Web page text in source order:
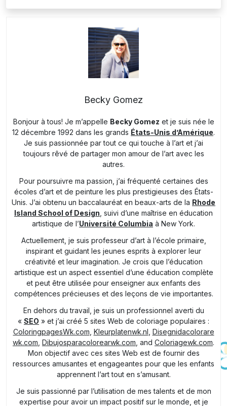
Becky Gomez
Bonjour à tous! Je m’appelle Becky Gomez et je suis née le
12 décembre 1992 dans les grands États-Unis d’Amérique.
Je suis passionnée par tout ce qui touche à l’art et j’ai
toujours rêvé de partager mon amour de l’art avec les
autres.
Pour poursuivre ma passion, j’ai fréquenté certaines des
écoles d’art et de peinture les plus prestigieuses des États-
Unis. J’ai obtenu un baccalauréat en beaux-arts de la Rhode
Island School of Design , suivi d’une maîtrise en éducation
artistique de l’Université Columbia à New York.
Actuellement, je suis professeur d’art à l’école primaire,
inspirant et guidant les jeunes esprits à explorer leur
créativité et leur imagination. Je crois que l’éducation
artistique est un aspect essentiel d’une éducation complète
et peut être utilisée pour enseigner aux enfants des
compétences précieuses et des leçons de vie importantes.
En dehors du travail, je suis un professionnel averti du
« SEO » et j’ai créé 5 sites Web de coloriage populaires :
ColoringpagesWk.com Kleurplatenwk.nl Disegnidacolorare
wk.com Dibujosparacolorearwk.com , and Coloriagewk.com.
Mon objectif avec ces sites Web est de fournir des
ressources amusantes et engageantes pour que les enfants
apprennent l’art tout en s’amusant.
Je suis passionné par l’utilisation de mes talents et de mon
expertise pour avoir un impact positif sur le monde, et je